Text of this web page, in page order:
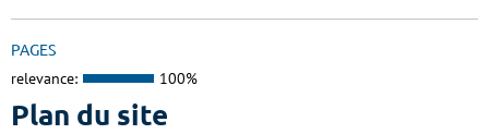
PAGES
relevance: 100%
Plan du site